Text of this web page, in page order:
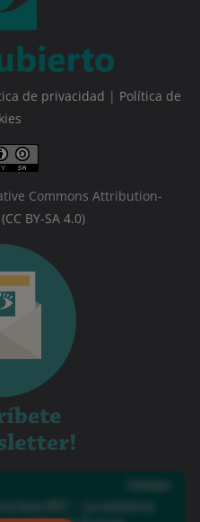
de privacidad | Política de
Commons Attribution-
(CC BY-SA 4.0)